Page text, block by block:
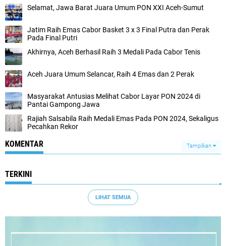
Selamat, Jawa Barat Juara Umum PON XXI Aceh-Sumut
Jatim Raih Emas Cabor Basket 3 x 3 Final Putra dan Perak
Pada Final Putri
Akhirnya, Aceh Berhasil Raih 3 Medali Pada Cabor Tenis
Aceh Juara Umum Selancar, Raih 4 Emas dan 2 Perak
Masyarakat Antusias Melihat Cabor Layar PON 2024 di
Pantai Gampong Jawa
Rajiah Salsabila Raih Medali Emas Pada PON 2024, Sekaligus
Pecahkan Rekor
KOMENTAR Tampilkan
TERKINI
LIHAT SEMUA